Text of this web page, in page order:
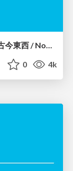
[DroidKaigi 2021] メディアアクセス古今東西 / Now and Future of Media Access
0 4k